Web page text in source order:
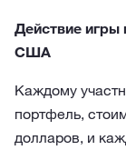
Действие
США
Каждому
портфель,
долларов, и